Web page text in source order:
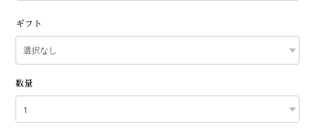
ギフト
数量